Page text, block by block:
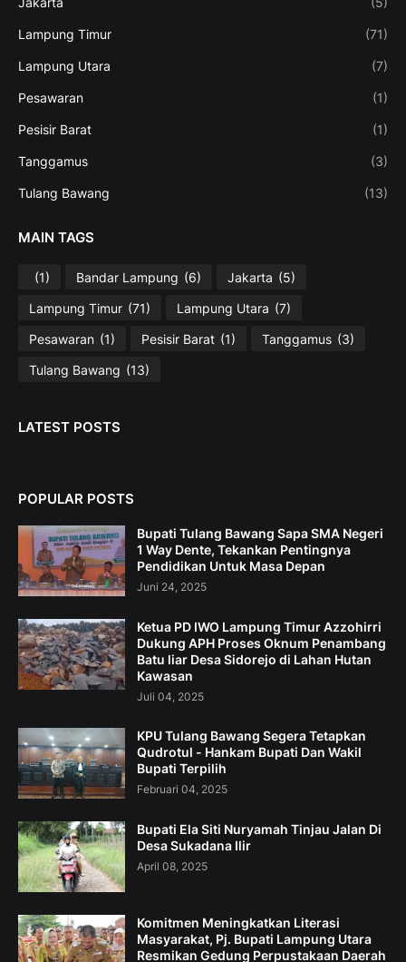
Lampung Timur (71)
Lampung Utara (7)
Pesawaran (1)
Pesisir Barat (1)
Tanggamus (3)
Tulang Bawang (13)
MAIN TAGS
(1) Bandar Lampung (6) Jakarta (5)
Lampung Timur (71) Lampung Utara (7)
Pesawaran (1) Pesisir Barat (1) Tanggamus (3)
Tulang Bawang (13)
LATEST POSTS
POPULAR POSTS
Bupati Tulang Bawang Sapa SMA Negeri
1 Way Dente, Tekankan Pentingnya
Pendidikan Untuk Masa Depan
Juni 24, 2025
Ketua PD IWO Lampung Timur Azzohirri
Dukung APH Proses Oknum Penambang
Batu liar Desa Sidorejo di Lahan Hutan
Kawasan
Juli 04, 2025
KPU Tulang Bawang Segera Tetapkan
Qudrotul - Hankam Bupati Dan Wakil
Bupati Terpilih
Februari 04, 2025
Bupati Ela Siti Nuryamah Tinjau Jalan Di
Desa Sukadana Ilir
April 08, 2025
Komitmen Meningkatkan Literasi
Masyarakat, Pj. Bupati Lampung Utara
Resmikan Gedung Perpustakaan Daerah